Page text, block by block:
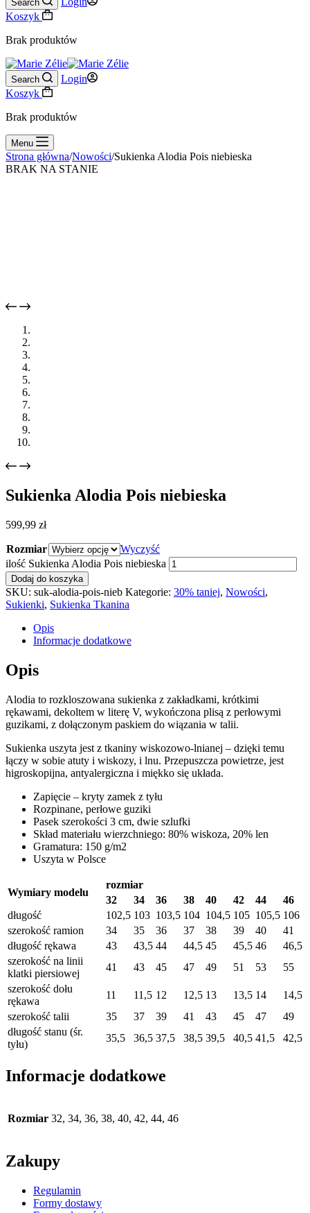
Search
Koszyk
Brak produktów
Search
Login
Koszyk
Brak produktów
Menu
Strona główna/Nowości/Sukienka Alodia Pois niebieska
BRAK NA STANIE
Sukienka Alodia Pois niebieska
599,99 zł
Rozmiar
Wyczyść
ilość Sukienka Alodia Pois niebieska
Dodaj do koszyka
SKU: suk-alodia-pois-nieb Kategorie: 30% taniej, Nowości,
Sukienki, Sukienka Tkanina
Opis
Informacje dodatkowe
Opis
Alodia to rozkloszowana sukienka z zakładkami, krótkimi
rękawami, dekoltem w literę V, wykończona plisą z perłowymi
guzikami, z dołączonym paskiem do wiązania w talii.
Sukienka uszyta jest z tkaniny wiskozowo-lnianej – dzięki temu
łączy w sobie atuty i wiskozy, i lnu. Przepuszcza powietrze, jest
higroskopijna, antyalergiczna i miękko się układa.
Zapięcie – kryty zamek z tyłu
Rozpinane, perłowe guziki
Pasek szerokości 3 cm, dwie szlufki
Skład materiału wierzchniego: 80% wiskoza, 20% len
Gramatura: 150 g/m2
Uszyta w Polsce
Wymiary modelu
rozmiar
32
34 36 38 40 42 44
46
długość
102,5 103 103,5 104 104,5 105 105,5 106
szerokość ramion
34 35 36 37 38 39 40
41
długość rękawa
43 43,5 44 44,5 45 45,5 46
46,5
szerokość na linii
klatki piersiowej
41 43 45 47 49 51 53
55
szerokość dołu
rękawa
11 11,5 12 12,5 13 13,5 14
14,5
szerokość talii
35 37 39 41 43 45 47
49
długość stanu (śr.
tyłu)
35,5 36,5 37,5 38,5 39,5 40,5 41,5 42,5
Informacje dodatkowe
Rozmiar 32, 34, 36, 38, 40, 42, 44, 46
Zakupy
Regulamin
Formy dostawy